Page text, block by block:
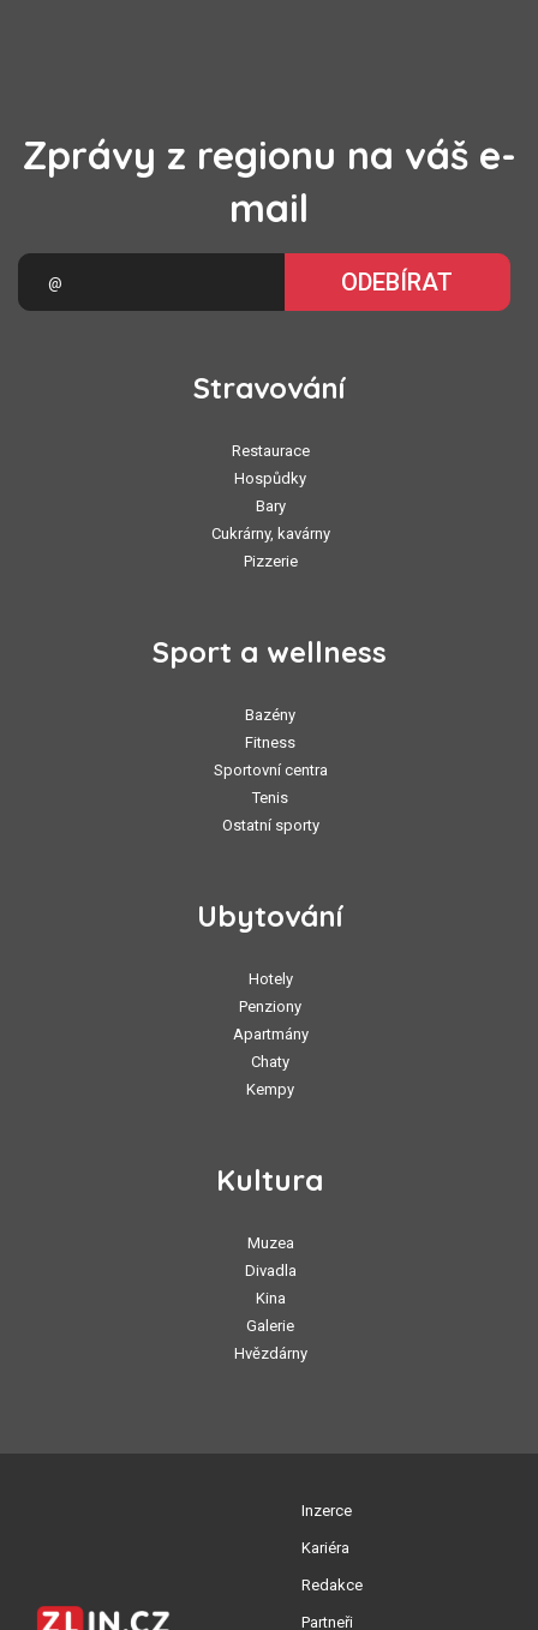
Zprávy z regionu na váš e-
mail
ODEBÍRAT
Stravování
Restaurace
Hospůdky
Bary
Cukrárny, kavárny
Pizzerie
Sport a wellness
Bazény
Fitness
Sportovní centra
Tenis
Ostatní sporty
Ubytování
Hotely
Penziony
Apartmány
Chaty
Kempy
Kultura
Muzea
Divadla
Kina
Galerie
Hvězdárny
Inzerce
Kariéra
Redakce
Partneři